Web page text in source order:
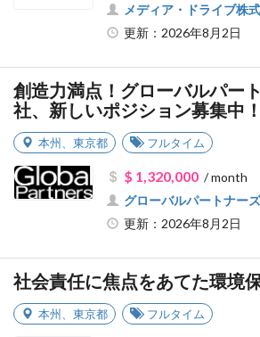
メディア・ドライブ株
更新：2026年8月2日
創造力満点！グローバルパー
社、新しいポジション募集中！
本州 東京都 フルタイム
$ 1,320,000/ month
グローバルパートナー
更新：2026年8月2日
社会責任に焦点をあてた環境
本州 東京都 フルタイム